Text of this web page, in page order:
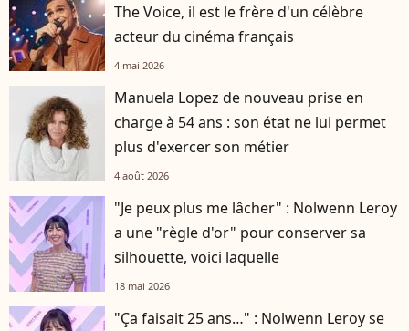
The Voice, il est le frère d'un célèbre
acteur du cinéma français
4 mai 2026
Manuela Lopez de nouveau prise en
charge à 54 ans : son état ne lui permet
plus d'exercer son métier
4 août 2026
"Je peux plus me lâcher" : Nolwenn Leroy
a une "règle d'or" pour conserver sa
silhouette, voici laquelle
18 mai 2026
"Ça faisait 25 ans…" : Nolwenn Leroy se